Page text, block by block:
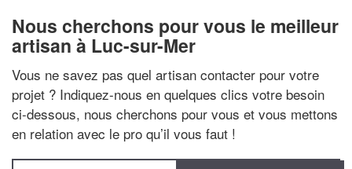
Nous cherchons pour vous le meilleur
artisan à Luc-sur-Mer
Vous ne savez pas quel artisan contacter pour votre
projet ? Indiquez-nous en quelques clics votre besoin
ci-dessous, nous cherchons pour vous et vous mettons
en relation avec le pro qu’il vous faut !